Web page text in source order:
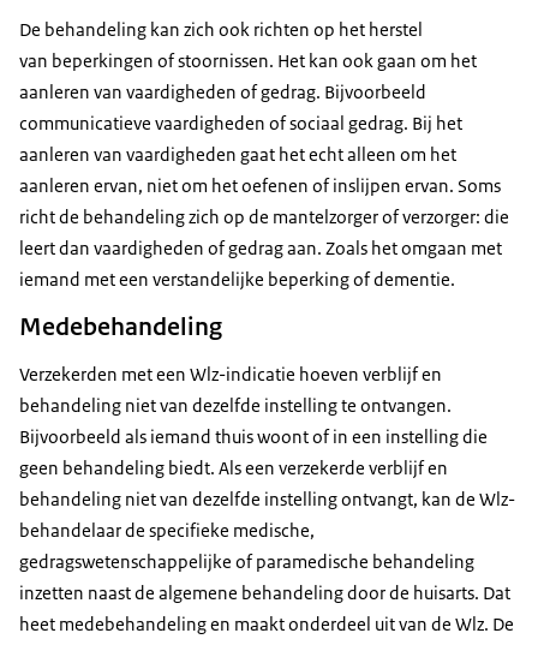
De behandeling kan zich ook richten op het herstel
van beperkingen of stoornissen. Het kan ook gaan om het
aanleren van vaardigheden of gedrag. Bijvoorbeeld
communicatieve vaardigheden of sociaal gedrag. Bij het
aanleren van vaardigheden gaat het echt alleen om het
aanleren ervan, niet om het oefenen of inslijpen ervan. Soms
richt de behandeling zich op de mantelzorger of verzorger: die
leert dan vaardigheden of gedrag aan. Zoals het omgaan met
iemand met een verstandelijke beperking of dementie.
Medebehandeling
Verzekerden met een Wlz-indicatie hoeven verblijf en
behandeling niet van dezelfde instelling te ontvangen.
Bijvoorbeeld als iemand thuis woont of in een instelling die
geen behandeling biedt. Als een verzekerde verblijf en
behandeling niet van dezelfde instelling ontvangt, kan de Wlz-
behandelaar de specifieke medische,
gedragswetenschappelijke of paramedische behandeling
inzetten naast de algemene behandeling door de huisarts. Dat
heet medebehandeling en maakt onderdeel uit van de Wlz. De